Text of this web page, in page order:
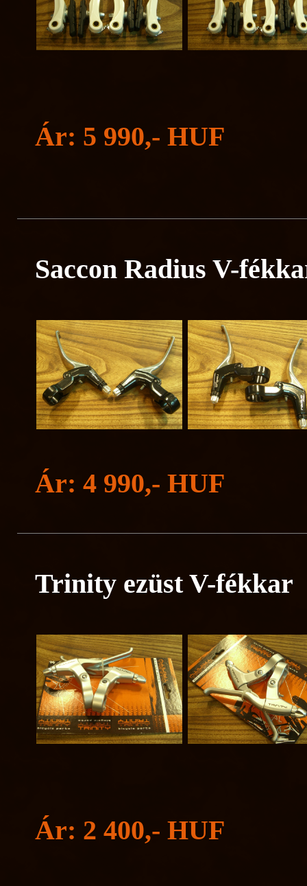
Ár: 5 990,- HUF
Saccon Radius V-
Ár: 4 990,- HUF
Trinity ezüst V-fékkar
Ár: 2 400,- HUF